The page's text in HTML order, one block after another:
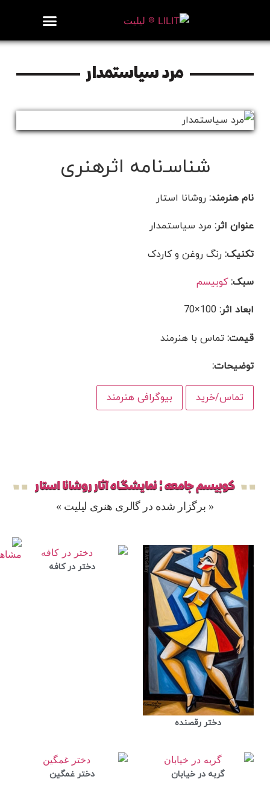
مرد سیاستمدار
شناسـ‌نامه اثرهنری
نام هنرمند: روشانا استار
عنوان اثر: مرد سیاستمدار
تکنیک: رنگ روغن و کاردک
سبک:کوبیسم
ابعاد اثر: 100×70
قیمت: تماس با هنرمند
توضیحات:
تماس/خرید بیوگرافی هنرمند
کوبیسم جامعه ¦ نمایشگاه آثار روشانا استار
« برگزار شده در گالری هنری لیلیت »
دختر رقصنده
دختر در کافه
گربه در خیابان دختر غمگین